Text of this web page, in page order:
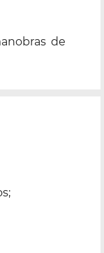
de